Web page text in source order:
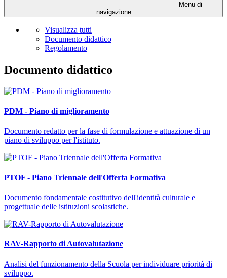
Menu di
navigazione
Visualizza tutti
Documento didattico
Regolamento
Documento didattico
PDM - Piano di miglioramento
Documento redatto per la fase di formulazione e attuazione di un
piano di sviluppo per l'istituto.
PTOF - Piano Triennale dell'Offerta Formativa
Documento fondamentale costitutivo dell'identità culturale e
progettuale delle istituzioni scolastiche.
RAV-Rapporto di Autovalutazione
Analisi del funzionamento della Scuola per individuare priorità di
sviluppo.